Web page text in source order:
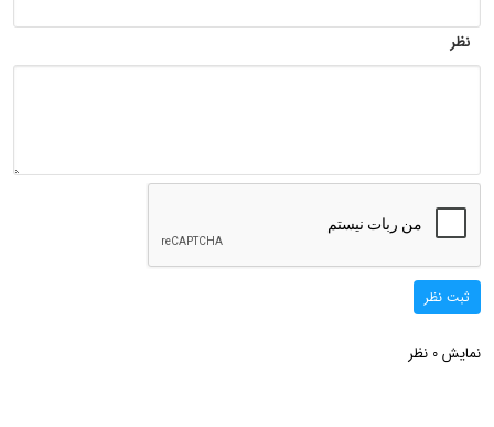
نظر
ثبت نظر
نمایش 0 نظر